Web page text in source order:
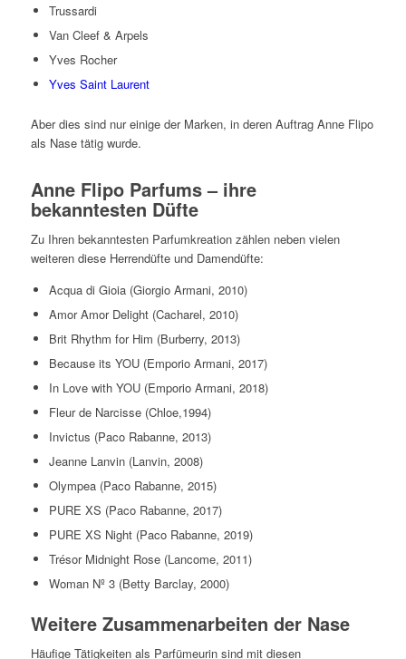
Trussardi
Van Cleef & Arpels
Yves Rocher
Yves Saint Laurent
Aber dies sind nur einige der Marken, in deren Auftrag Anne Flipo
als Nase tätig wurde.
Anne Flipo Parfums – ihre
bekanntesten Düfte
Zu Ihren bekanntesten Parfumkreation zählen neben vielen
weiteren diese Herrendüfte und Damendüfte:
Acqua di Gioia (Giorgio Armani, 2010)
Amor Amor Delight (Cacharel, 2010)
Brit Rhythm for Him (Burberry, 2013)
Because its YOU (Emporio Armani, 2017)
In Love with YOU (Emporio Armani, 2018)
Fleur de Narcisse (Chloe,1994)
Invictus (Paco Rabanne, 2013)
Jeanne Lanvin (Lanvin, 2008)
Olympea (Paco Rabanne, 2015)
PURE XS (Paco Rabanne, 2017)
PURE XS Night (Paco Rabanne, 2019)
Trésor Midnight Rose (Lancome, 2011)
Woman Nº 3 (Betty Barclay, 2000)
Weitere Zusammenarbeiten der Nase
Häufige Tätigkeiten als Parfümeurin sind mit diesen